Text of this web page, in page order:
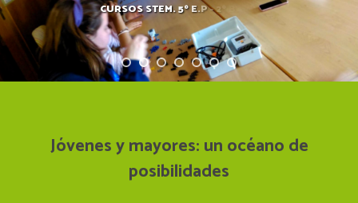
CURSOSSTEM.5º E.P-2ºBAC H
Jóvenes y mayores: un océano de
posibilidades